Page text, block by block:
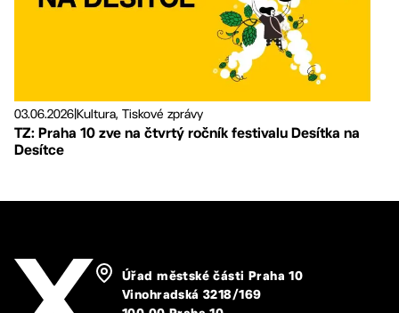
03.06.2026Kultura, Tiskové zprávy
TZ: Praha 10 zve na čtvrtý ročník festivalu Desítka na
Desítce
Úřad městské části Praha 10
Vinohradská 3218/169